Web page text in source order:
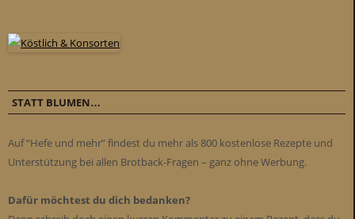
STATT BLUMEN…
Auf “Hefe und mehr” findest du mehr als 800 kostenlose Rezepte und
Unterstützung bei allen Brotback-Fragen – ganz ohne Werbung.
Dafür möchtest du dich bedanken?